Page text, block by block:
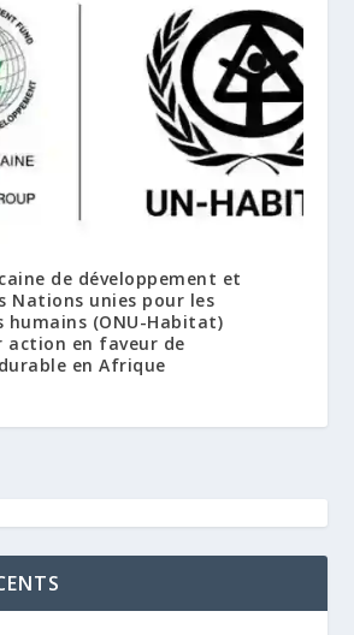
de développement et
Nations unies pour les
humains (ONU-Habitat)
en faveur de
en Afrique